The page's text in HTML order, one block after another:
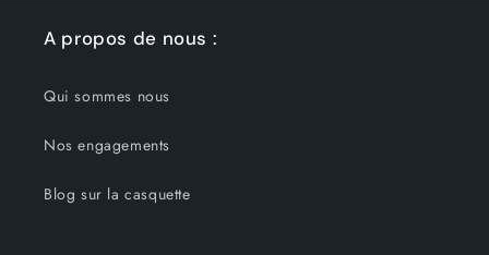
A propos de nous :
Qui sommes nous
Nos engagements
Blog sur la casquette